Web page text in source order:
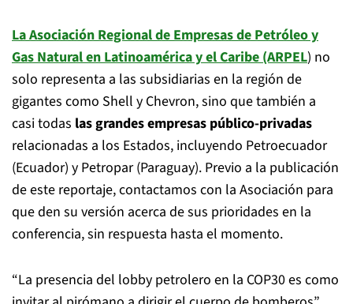
La Asociación Regional de Empresas de Petróleo y
Gas Natural en Latinoamérica y el Caribe (ARPEL) no
solo representa a las subsidiarias en la región de
gigantes como Shell y Chevron, sino que también a
casi todas las grandes empresas público-privadas
relacionadas a los Estados, incluyendo Petroecuador
(Ecuador) y Petropar (Paraguay). Previo a la publicación
de este reportaje, contactamos con la Asociación para
que den su versión acerca de sus prioridades en la
conferencia, sin respuesta hasta el momento.
“La presencia del lobby petrolero en la COP30 es como